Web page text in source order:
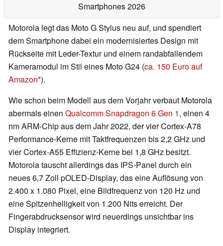
Smartphones 2026
Motorola legt das Moto G Stylus neu auf, und spendiert
dem Smartphone dabei ein modernisiertes Design mit
Rückseite mit Leder-Textur und einem randabfallendem
Kameramodul im Stil eines Moto G24 (ca. 150 Euro auf
Amazon ).
Wie schon beim Modell aus dem Vorjahr verbaut Motorola
abermals einen Qualcomm Snapdragon 6 Gen 1, einen 4
nm ARM-Chip aus dem Jahr 2022, der vier Cortex-A78
Performance-Kerne mit Taktfrequenzen bis 2,2 GHz und
vier Cortex-A55 Effizienz-Kerne bei 1,8 GHz besitzt.
Motorola tauscht allerdings das IPS-Panel durch ein
neues 6,7 Zoll pOLED-Display, das eine Auflösung von
2.400 x 1.080 Pixel, eine Bildfrequenz von 120 Hz und
eine Spitzenhelligkeit von 1.200 Nits erreicht. Der
Fingerabdrucksensor wird neuerdings unsichtbar ins
Display integriert.